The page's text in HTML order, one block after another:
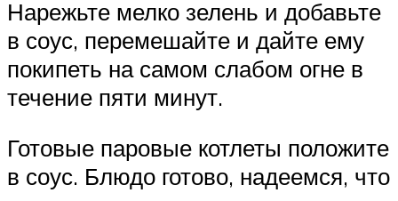
Нарежьте мелко зелень и добавьте
в соус, перемешайте и дайте ему
покипеть на самом слабом огне в
течение пяти минут.
Готовые паровые котлеты положите
в соус. Блюдо готово, надеемся, что